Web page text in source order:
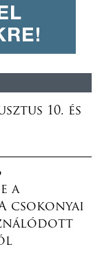
10. és
a
csokonyai